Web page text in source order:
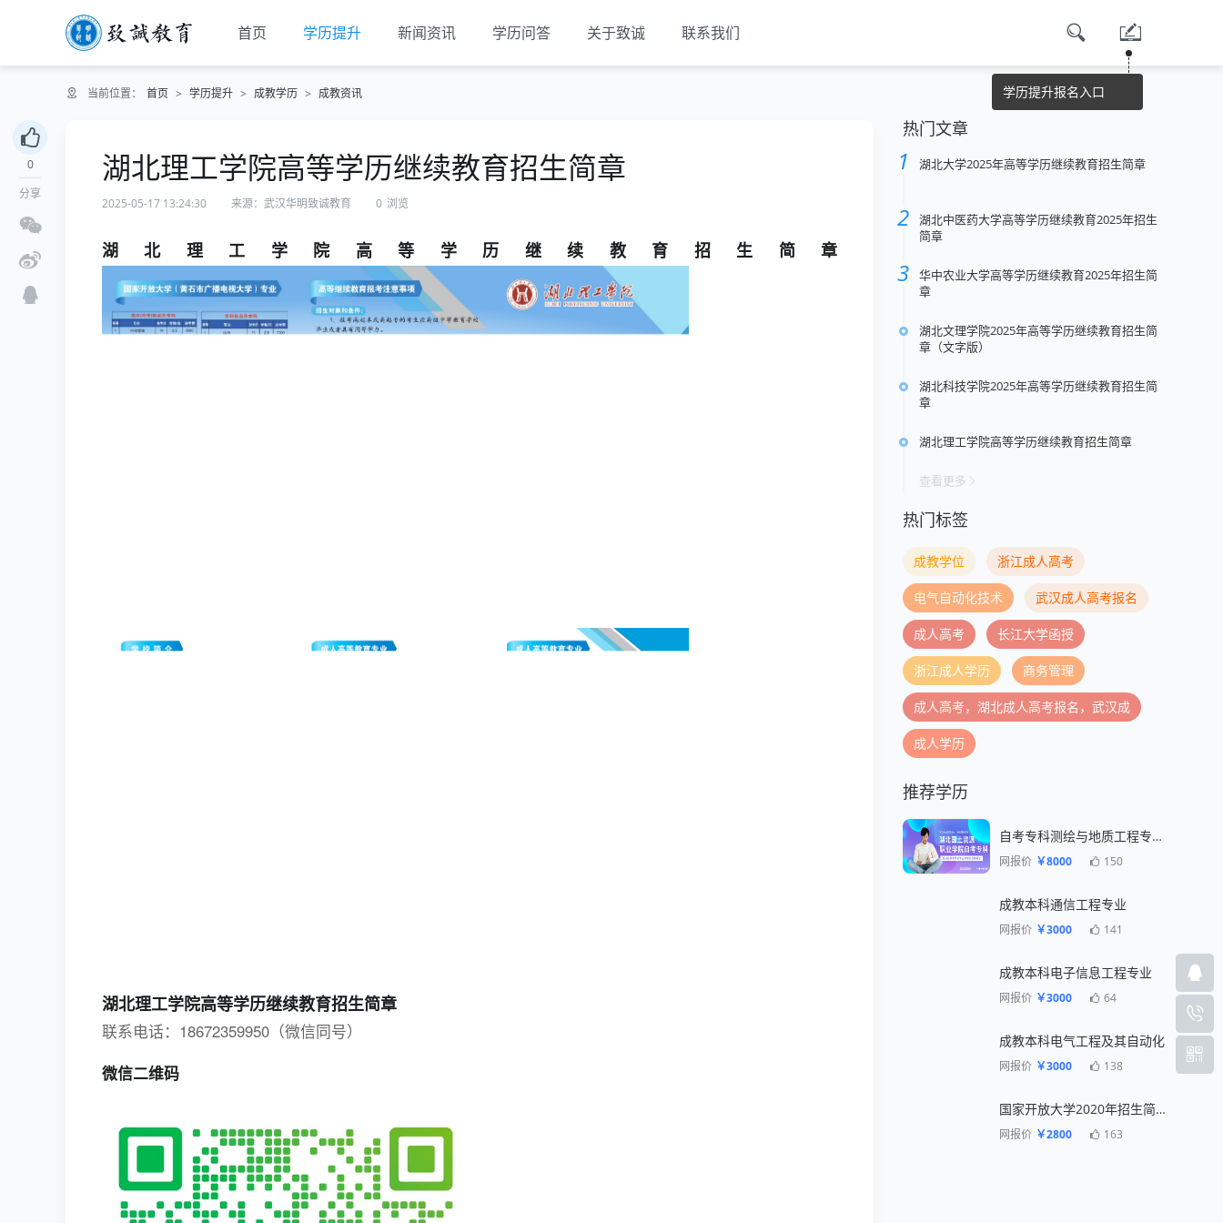
首页 学历提升 新闻资讯 学历问答 关于致诚 联系我们
学历提升报名入口
当前位置： 首页 > 学历提升 > 成教学历 > 成教资讯
0
分享
湖北理工学院高等学历继续教育招生简章
2025-05-17 13:24:30 来源：武汉华明致诚教育 0 浏览
湖北理工学院高等学历继续教育招生简章
湖北理工学院高等学历继续教育招生简章
联系电话：18672359950（微信同号）
微信二维码
热门文章
湖北大学2025年高等学历继续教育招生简章
湖北中医药大学高等学历继续教育2025年招生
简章
华中农业大学高等学历继续教育2025年招生简
章
湖北文理学院2025年高等学历继续教育招生简
章（文字版）
湖北科技学院2025年高等学历继续教育招生简
章
湖北理工学院高等学历继续教育招生简章
查看更多
热门标签
成教学位 浙江成人高考
电气自动化技术 武汉成人高考报名
成人高考 长江大学函授
浙江成人学历 商务管理
成人高考，湖北成人高考报名，武汉成
成人学历
推荐学历
自考专科测绘与地质工程专业一年毕业
网报价 ￥8000 150
成教本科通信工程专业
网报价 ￥3000 141
成教本科电子信息工程专业
网报价 ￥3000 64
成教本科电气工程及其自动化
网报价 ￥3000 138
国家开放大学2020年招生简章
网报价 ￥2800 163